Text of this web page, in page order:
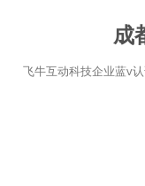
成
飞牛互动科技企业蓝v